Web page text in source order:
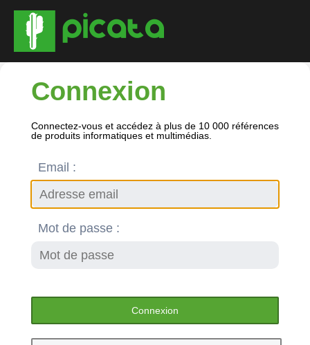
Connexion
Connectez-vous et accédez à plus de 10 000 références
de produits informatiques et multimédias.
Email :
Mot de passe :
Connexion